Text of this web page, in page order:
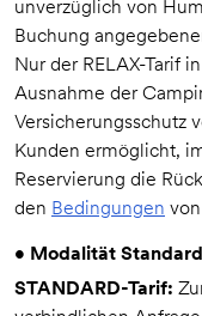
unverzüglich von
Buchung
Nur der RELAX-Tarif
Ausnahme der
Versicherungsschutz
Kunden ermöglicht,
Reservierung die
den Bedingungen
• Modalität Standard
STANDARD-Tarif: